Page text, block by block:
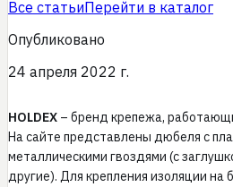
Все статьиПерейти в каталог
Опубликовано
24 апреля 2022 г.
HOLDEX – бренд крепежа,
На сайте представлены дюбеля с
металлическими гвоздями (с
другие). Для крепления изоляции